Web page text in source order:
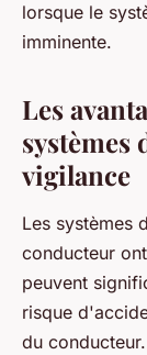
lorsque le
imminente.
Les
systèmes
vigilance
Les systèmes
conducteur
peuvent
risque
du